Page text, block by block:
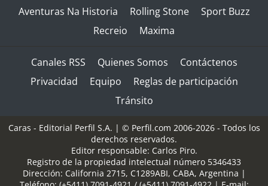
Aventuras Na Historia
Rolling Stone
Sport Buzz
Recreio
Maxima
Canales RSS Quienes Somos
Contáctenos
Privacidad
Equipo
Reglas de participación
Tránsito
Caras - Editorial Perfil S.A. | © Perfil.com 2006-2026 - Todos los
derechos reservados.
Editor responsable: Carlos Piro.
Registro de la propiedad intelectual número 5346433
Dirección: California 2715, C1289ABI, CABA, Argentina |